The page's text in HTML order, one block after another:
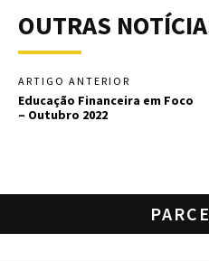
OUTRAS
ARTIGO ANTERIOR
Educação Financeira em Foco
– Outubro 2022